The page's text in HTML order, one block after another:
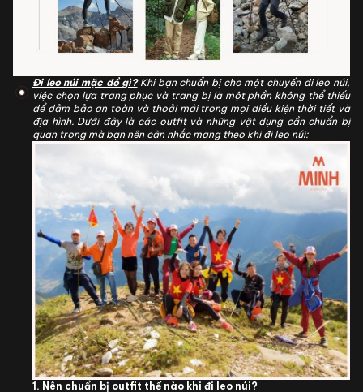
Đi leo núi mặc đồ gì?Khi bạn chuẩn bị cho một chuyến đi leo núi,
việc chọn lựa trang phục và trang bị là một phần không thể thiếu
để đảm bảo an toàn và thoải mái trong mọi điều kiện thời tiết và
địa hình. Dưới đây là các outfit và những vật dụng cần chuẩn bị
quan trọng mà bạn nên cân nhắc mang theo khi đi leo núi:
1. Nên chuẩn bị outfit thế nào khi đi leo núi?